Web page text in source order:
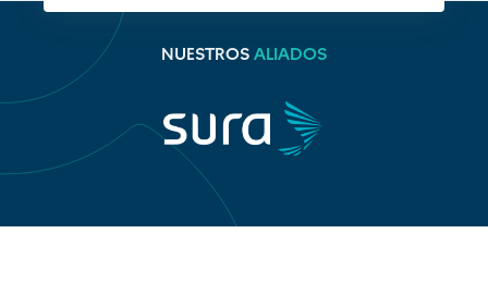
NUESTROS ALIADOS